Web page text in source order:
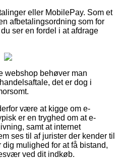
eller MobilePay. Som et
afbetalingsordning som for
ser en fordel i at afdrage
webshop behøver man
det er dog i
være at kigge om e-
er en tryghed om at e-
samt at internet
ses til af jurister der kender til
mulighed for at få bistand,
ved dit indkøb.